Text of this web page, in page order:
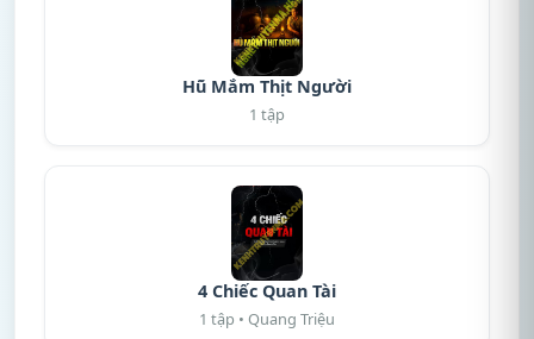
Hũ Mắm Thịt Người
1 tập
4 Chiếc Quan Tài
1 tập • Quang Triệu